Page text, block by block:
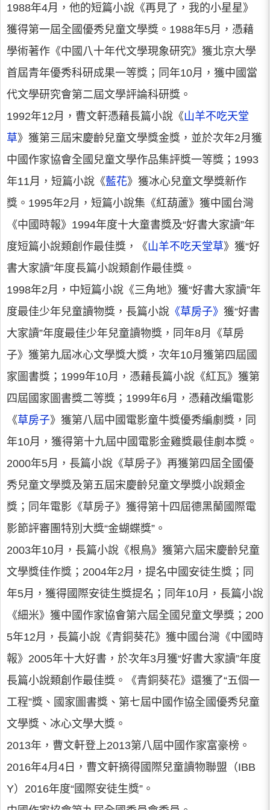
1988年4月，他的短篇小說《再見了，我的小星星》
獲得第一屆全國優秀兒童文學獎。1988年5月，憑藉
學術著作《中國八十年代文學現象研究》獲北京大學
首屆青年優秀科研成果一等獎；同年10月，獲中國當
代文學研究會第二屆文學評論科研獎。
1992年12月，曹文軒憑藉長篇小說《山羊不吃天堂
草》獲第三屆宋慶齡兒童文學獎金獎，並於次年2月獲
中國作家協會全國兒童文學作品集評獎一等獎；1993
年11月，短篇小說《藍花》獲冰心兒童文學獎新作
獎。1995年2月，短篇小說集《紅葫蘆》獲中國台灣
《中國時報》1994年度十大童書獎及“好書大家讀”年
度短篇小說類創作最佳獎，《山羊不吃天堂草》獲“好
書大家讀”年度長篇小說類創作最佳獎。
1998年2月，中短篇小說《三角地》獲“好書大家讀”年
度最佳少年兒童讀物獎，長篇小說 《草房子》 獲“好書
大家讀”年度最佳少年兒童讀物獎，同年8月《草房
子》獲第九屆冰心文學獎大獎，次年10月獲第四屆國
家圖書獎；1999年10月，憑藉長篇小說《紅瓦》獲第
四屆國家圖書獎二等獎；1999年6月，憑藉改編電影
《草房子》獲第八屆中國電影童牛獎優秀編劇獎，同
年10月，獲得第十九屆中國電影金雞獎最佳劇本獎。
2000年5月，長篇小說《草房子》再獲第四屆全國優
秀兒童文學獎及第五屆宋慶齡兒童文學獎小說類金
獎；同年電影《草房子》獲得第十四屆德黑蘭國際電
影節評審團特別大獎“金蝴蝶獎”。
2003年10月，長篇小說《根鳥》獲第六屆宋慶齡兒童
文學獎佳作獎；2004年2月，提名中國安徒生獎；同
年5月，獲得國際安徒生獎提名；同年10月，長篇小說
《細米》獲中國作家協會第六屆全國兒童文學獎；200
5年12月，長篇小說《青銅葵花》獲中國台灣《中國時
報》2005年十大好書，於次年3月獲“好書大家讀”年度
長篇小說類創作最佳獎。《青銅葵花》還獲了“五個一
工程”獎、國家圖書獎、第七屆中國作協全國優秀兒童
文學獎、冰心文學大獎。
2013年，曹文軒登上2013第八屆中國作家富豪榜。
2016年4月4日，曹文軒摘得國際兒童讀物聯盟（IBB
Y）2016年度“國際安徒生獎”。